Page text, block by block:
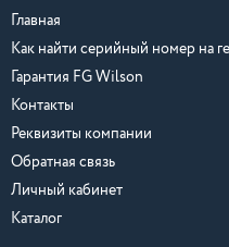
Главная
Как найти серийный номер на
Гарантия FG Wilson
Контакты
Реквизиты компании
Обратная связь
Личный кабинет
Каталог